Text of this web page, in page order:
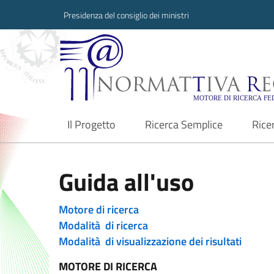
Presidenza del consiglio dei ministri
Normattiva
Il Progetto
current Ricerca Semplice
Guida all'uso
Motore di ricerca
Modalità di ricerca
Modalità di visualizzazione dei risultati
MOTORE DI RICERCA